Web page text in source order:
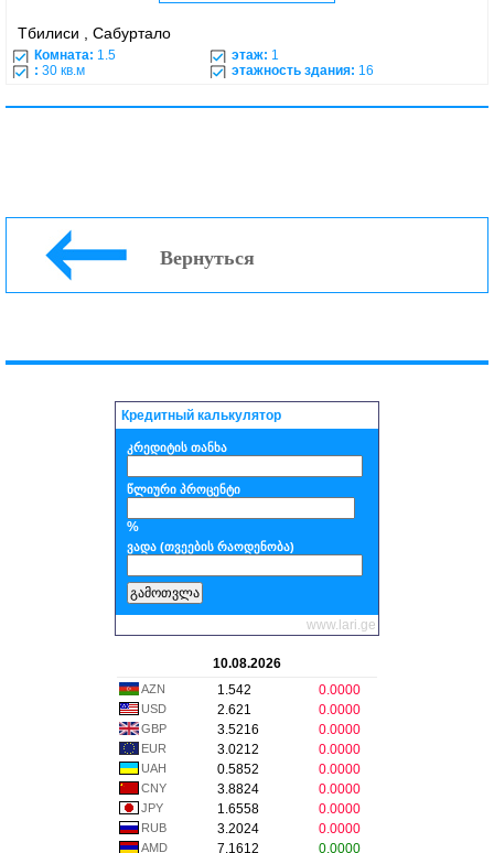
Тбилиси , Сабуртало
Комната: 1.5 этаж: 1
: 30 кв.м этажность здания: 16
Вернуться
Кредитный калькулятор
კრედიტის თანხა
წლიური პროცენტი
%
ვადა (თვეების რაოდენობა)
www.lari.ge
10.08.2026
AZN 1.542 0.0000
USD 2.621 0.0000
GBP 3.5216 0.0000
EUR 3.0212 0.0000
UAH 0.5852 0.0000
CNY 3.8824 0.0000
JPY 1.6558 0.0000
RUB 3.2024 0.0000
AMD 7.1612 0.0000